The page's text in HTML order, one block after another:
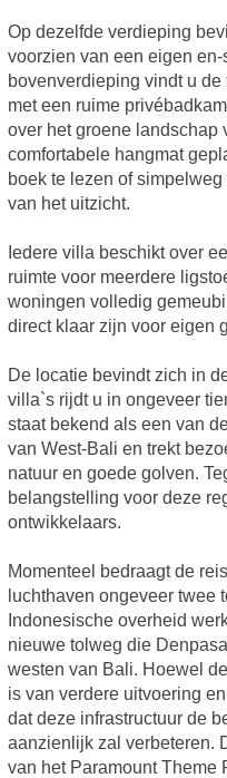
Op dezelfde verdieping
voorzien van een eigen
bovenverdieping vindt u
met een ruime
over het groene landschap
comfortabele hangmat
boek te lezen of
van het uitzicht.
Iedere villa beschikt over
ruimte voor meerdere
woningen volledig
direct klaar zijn voor eigen
De locatie bevindt zich in
villa`s rijdt u in ongeveer
staat bekend als een van
van West-Bali en trekt
natuur en goede golven.
belangstelling voor deze
ontwikkelaars.
Momenteel bedraagt de
luchthaven ongeveer twee
Indonesische overheid
nieuwe tolweg die
westen van Bali. Hoewel
is van verdere uitvoering
dat deze infrastructuur de
aanzienlijk zal verbeteren.
van het Paramount Theme